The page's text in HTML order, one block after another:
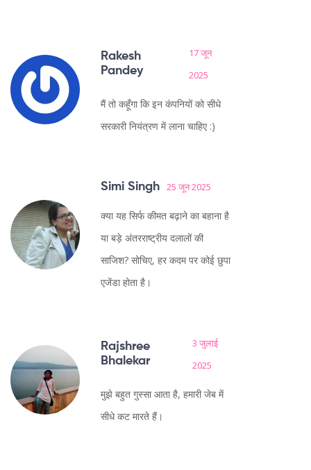
Rakesh
Pandey
17 जून
2025
मैं तो कहूँगा कि इन कंपनियों को सीधे
सरकारी नियंत्रण में लाना चाहिए :)
Simi Singh 25 जून 2025
क्या यह सिर्फ कीमत बढ़ाने का बहाना है
या बड़े अंतरराष्ट्रीय दलालों की
साजिश? सोचिए, हर कदम पर कोई छुपा
एजेंडा होता है।
Rajshree
Bhalekar
3 जुलाई
2025
मुझे बहुत गुस्सा आता है, हमारी जेब में
सीधे कट मारते हैं।